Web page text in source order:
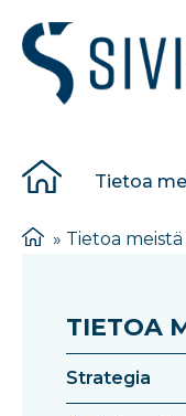
Tietoa
» Tietoa meistä
TIETOA
Strategia